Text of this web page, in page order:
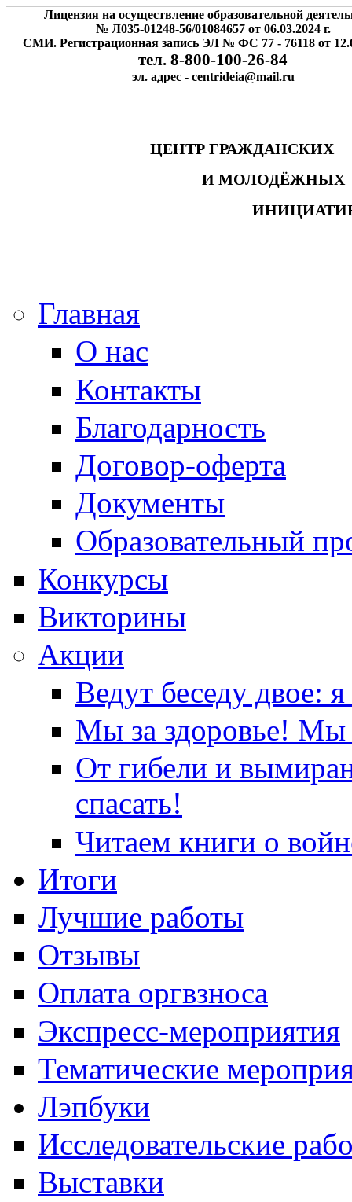
Лицензия на осуществление образовательной
№ Л035-01248-56/01084657 от 06.03.2024 г.
СМИ. Регистрационная запись ЭЛ № ФС 77 - 76118 от
тел. 8-800-100-26-84
эл. адрес - centrideia@mail.ru
ЦЕНТР
И
Главная
О нас
Контакты
Благодарность
Договор-оферта
Документы
Образовательный
Конкурсы
Викторины
Акции
Ведут беседу двое:
Мы за здоровье! Мы
От гибели и
спасать!
Читаем книги о
Итоги
Лучшие работы
Отзывы
Оплата оргвзноса
Экспресс-мероприятия
Тематические
Лэпбуки
Исследовательские
Выставки